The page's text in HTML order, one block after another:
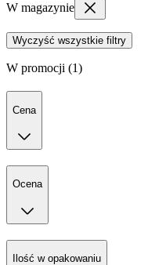
W magazynie
Wyczyść wszystkie filtry
W promocji (1)
Cena
Ocena
Ilość w opakowaniu